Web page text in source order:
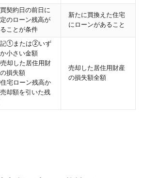
契約日の前日に
のローン残高が
ことが条件
新たに買換えた住宅
にローンがあること
記①または②いず
小さい金額
却した居住用財
損失額
宅ローン残高か
却額を引いた残
売却した居住用財産
の損失額全額